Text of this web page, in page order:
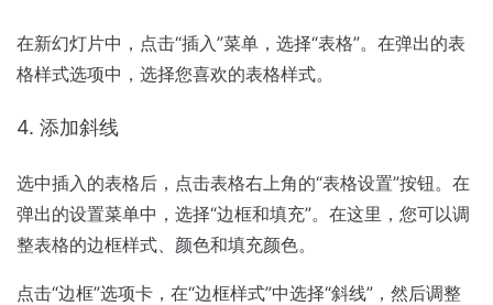
在新幻灯片中，点击“插入”菜单，选择“表格”。在弹出的表
格样式选项中，选择您喜欢的表格样式。
4. 添加斜线
选中插入的表格后，点击表格右上角的“表格设置”按钮。在
弹出的设置菜单中，选择“边框和填充”。在这里，您可以调
整表格的边框样式、颜色和填充颜色。
点击“边框”选项卡，在“边框样式”中选择“斜线”，然后调整